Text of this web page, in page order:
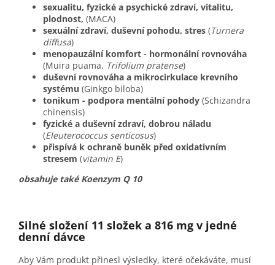
sexualitu, fyzické a psychické zdraví, vitalitu,
plodnost, (MACA)
sexuální zdraví, duševní pohodu, stres (Turnera
diffusa)
menopauzální komfort - hormonální rovnováha
(Muira puama, Trifolium pratense)
duševní rovnováha a mikrocirkulace krevního
systému (Ginkgo biloba)
tonikum - podpora mentální pohody (Schizandra
chinensis)
fyzické a duševní zdraví, dobrou náladu
(Eleuterococcus senticosus)
přispívá k ochraně buněk před oxidativním
stresem (vitamin E)
obsahuje také Koenzym Q 10
Silné složení 11 složek a 816 mg v jedné
denní dávce
Aby Vám produkt přinesl výsledky, které očekáváte, musí